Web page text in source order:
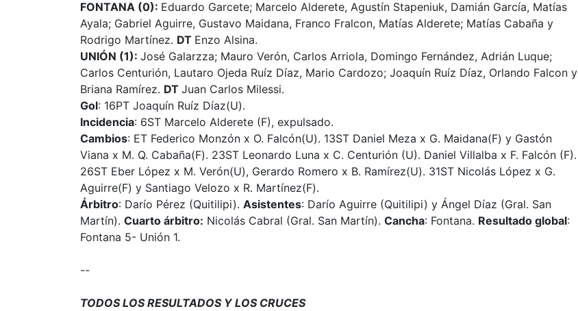
FONTANA (0): Eduardo Garcete; Marcelo Alderete, Agustín Stapeniuk, Damián García, Matías
Ayala; Gabriel Aguirre, Gustavo Maidana, Franco Fralcon, Matías Alderete; Matías Cabaña y
Rodrigo Martínez. DT Enzo Alsina.
UNIÓN (1): José Galarzza; Mauro Verón, Carlos Arriola, Domingo Fernández, Adrián Luque;
Carlos Centurión, Lautaro Ojeda Ruíz Díaz, Mario Cardozo; Joaquín Ruíz Díaz, Orlando Falcon y
Briana Ramírez. DT Juan Carlos Milessi.
Gol: 16PT Joaquín Ruíz Díaz(U).
Incidencia: 6ST Marcelo Alderete (F), expulsado.
Cambios: ET Federico Monzón x O. Falcón(U). 13ST Daniel Meza x G. Maidana(F) y Gastón
Viana x M. Q. Cabaña(F). 23ST Leonardo Luna x C. Centurión (U). Daniel Villalba x F. Falcón (F).
26ST Eber López x M. Verón(U), Gerardo Romero x B. Ramírez(U). 31ST Nicolás López x G.
Aguirre(F) y Santiago Velozo x R. Martínez(F).
Árbitro: Darío Pérez (Quitilipi). Asistentes: Darío Aguirre (Quitilipi) y Ángel Díaz (Gral. San
Martín). Cuarto árbitro: Nicolás Cabral (Gral. San Martín). Cancha: Fontana. Resultado global:
Fontana 5- Unión 1.
--
TODOS LOS RESULTADOS Y LOS CRUCES